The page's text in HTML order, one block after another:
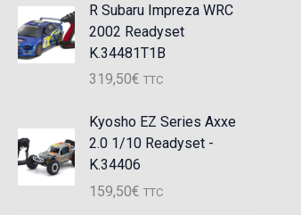
R Subaru Impreza WRC
2002 Readyset
K.34481T1B
319,50€ TTC
Kyosho EZ Series Axxe
2.0 1/10 Readyset -
K.34406
159,50€ TTC